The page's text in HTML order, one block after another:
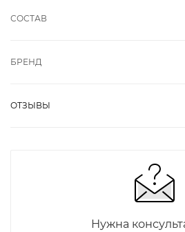
СОСТАВ
БРЕНД
ОТЗЫВЫ
Нужна